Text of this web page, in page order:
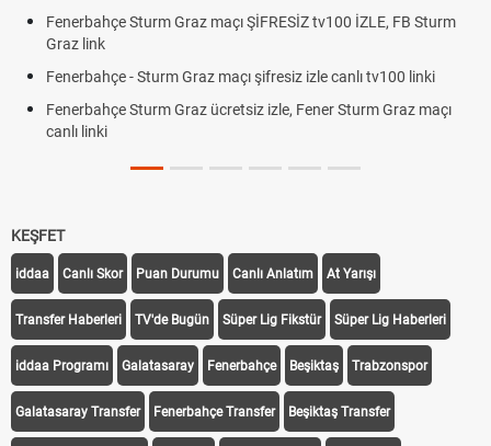
Fenerbahçe Sturm Graz maçı ŞİFRESİZ tv100 İZLE, FB Sturm
Graz link
Fenerbahçe - Sturm Graz maçı şifresiz izle canlı tv100 linki
Fenerbahçe Sturm Graz ücretsiz izle, Fener Sturm Graz maçı
canlı linki
KEŞFET
iddaa Canlı Skor Puan Durumu Canlı Anlatım At Yarışı
Transfer Haberleri TV'de Bugün Süper Lig Fikstür Süper Lig Haberleri
iddaa Programı Galatasaray Fenerbahçe Beşiktaş Trabzonspor
Galatasaray Transfer Fenerbahçe Transfer Beşiktaş Transfer